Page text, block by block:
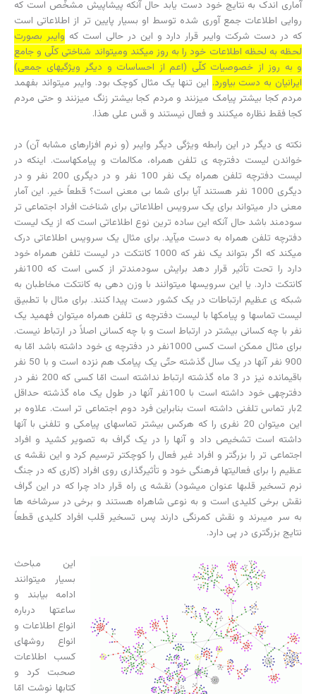
آماری اندک به نتایج خود دست یابد حال آنکه پیشاپیش مشخّص است که
روایی اطلاعات جمع ­آوری شده توسط او بسیار پایین ­تر از اطلاعاتی است
که در دست شرکت وایبر قرار دارد و این در حالی است که وایبر بصورت
لحظه به لحظه اطلاعات خود را به روز می­کند ومی­تواند شناختی کلّی و جامع
و به روز از خصوصیات کلّی (اعم از احساسات و دیگر ویژگیهای جمعی)
ایرانیان به دست بیاورد. این تنها یک مثال کوچک بود. وایبر می­تواند بفهمد
مردم کجا بیشتر پیامک میزنند و مردم کجا بیشتر زنگ میزنند و حتی مردم
کجا فقط نظاره می­کنند و فعال نیستند و قس علی هذا.
نکته­ ی دیگر در این رابطه ویژگی دیگر وایبر (و نرم ­افزارهای مشابه آن) در
خواندن لیست دفترچه ­ی تلفن همراه، مکالمات و پیامکهاست. اینکه در
لیست دفترچه تلفن همراه یک نفر 100 نفر و در دیگری 200 نفر و در
دیگری 1000 نفر هستند آیا برای شما بی معنی است؟ قطعاً خیر. این آمار
معنی ­دار می­تواند برای یک سرویس اطلاعاتی برای شناخت افراد اجتماعی­ تر
سودمند باشد حال آنکه این ساده­ ترین نوع اطلاعاتی است که از یک لیست
دفترچه تلفن همراه به دست می­آید. برای مثال یک سرویس اطلاعاتی درک
می­کند که اگر بتواند یک نفر که 1000 کانتکت در لیست تلفن همراه خود
دارد را تحت تأثیر قرار دهد برایش سودمندتر از کسی است که 100نفر
کانتکت دارد. یا این سرویس­ها می­توانند با وزن­ دهی به کانتکت مخاطبان به
شبکه­ ی عظیم ارتباطات در یک کشور دست پیدا کنند. برای مثال با تطبیق
لیست تماس­ها و پیامک­ها با لیست دفترچه ­ی تلفن همراه می­توان فهمید یک
نفر با چه کسانی بیشتر در ارتباط است و با چه کسانی اصلاً در ارتباط نیست.
برای مثال ممکن است کسی 1000نفر در دفترچه ی خود داشته باشد امّا به
900 نفر آنها در یک سال گذشته حتّی یک پیامک هم نزده است و با 50 نفر
باقیمانده نیز در 3 ماه گذشته ارتباط نداشته است امّا کسی که 200 نفر در
دفترچه­ی خود داشته است با 100نفر آنها در طول یک ماه گذشته حداقل
2بار تماس تلفنی داشته است بنابراین فرد دوم اجتماعی ­تر است. علاوه بر
این می­توان 20 نفری را که هرکس بیشتر تماسهای پیامکی و تلفنی با آنها
داشته است تشخیص داد و آنها را در یک گراف به تصویر کشید و افراد
اجتماعی ­تر را بزرگتر و افراد غیر فعال را کوچکتر ترسیم کرد و این نقشه ­ی
عظیم را برای فعالیت­ها فرهنگی خود و تأثیرگذاری روی افراد (کاری که در جنگ
نرم تسخیر قلب­ها عنوان می­شود) نقشه ­ی راه قرار داد چرا که در این گراف
نقش برخی کلیدی است و به نوعی شاهراه هستند و برخی در سرشاخه ­ها
به سر میبرند و نقش کمرنگی دارند پس تسخیر قلب افراد کلیدی قطعاً
نتایج بزرگتری در پی دارد.
این مباحث
بسیار می­توانند
ادامه بیابند و
ساعت­ها درباره
انواع اطلاعات و
انواع روشهای
کسب اطلاعات
صحبت کرد و
کتاب­ها نوشت امّا